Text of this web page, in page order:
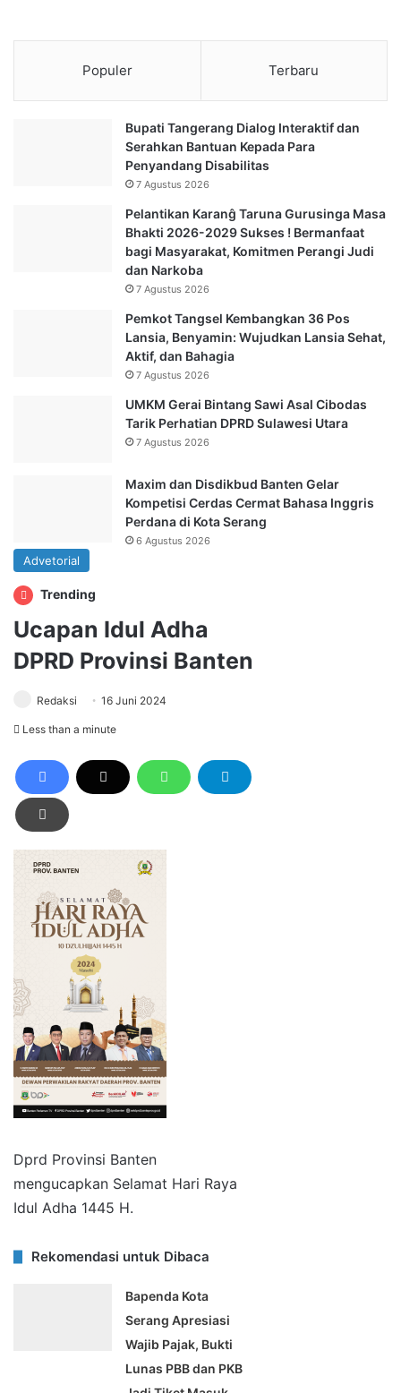
Populer Terbaru
Bupati Tangerang Dialog Interaktif dan
Serahkan Bantuan Kepada Para
Penyandang Disabilitas
7 Agustus 2026
Pelantikan Karanĝ Taruna Gurusinga Masa
Bhakti 2026-2029 Sukses ! Bermanfaat
bagi Masyarakat, Komitmen Perangi Judi
dan Narkoba
7 Agustus 2026
Pemkot Tangsel Kembangkan 36 Pos
Lansia, Benyamin: Wujudkan Lansia Sehat,
Aktif, dan Bahagia
7 Agustus 2026
UMKM Gerai Bintang Sawi Asal Cibodas
Tarik Perhatian DPRD Sulawesi Utara
7 Agustus 2026
Maxim dan Disdikbud Banten Gelar
Kompetisi Cerdas Cermat Bahasa Inggris
Perdana di Kota Serang
6 Agustus 2026